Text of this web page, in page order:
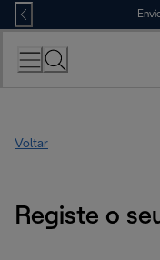
Skip
to
Content
Voltar
Registe o